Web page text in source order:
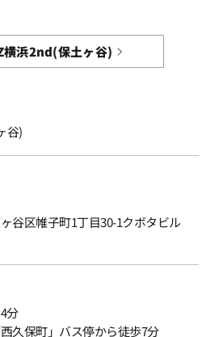
横浜2nd(保土ヶ谷)
谷)
谷区帷子町1丁目30-1クボタビル
分
久保町」バス停から徒歩7分